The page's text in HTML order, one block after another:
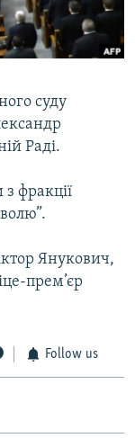
суду
Раді.
фракції
Янукович,
прем’єр
Follow us